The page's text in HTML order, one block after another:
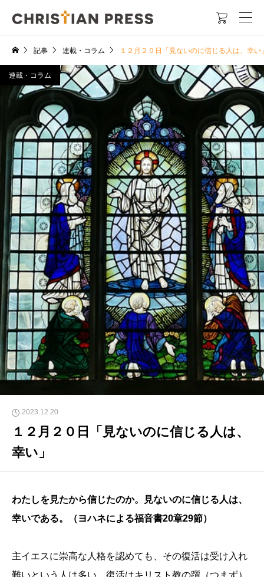

記事 連載・コラム １２月２０日「見ないのに信じる人は、幸い
連載・コラム
2023.12.20
１２月２０日「見ないのに信じる人は、
幸い」
わたしを見たから信じたのか。見ないのに信じる人は、
幸いである。（ヨハネによる福音書20章29節）
主イエスに崇高な人格を認めても、その復活は受け入れ
難いという人は多い。復活はキリスト教の躓（つまず）